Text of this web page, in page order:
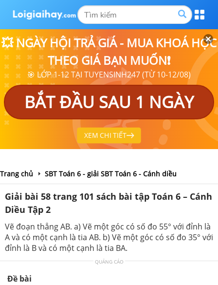
💥 NGÀY HỘI TRẢ GIÁ - MUA KHOÁ HỌC
THEO GIÁ BẠN MUỐN❗
🎯 LỚP 1-12 TẠI TUYENSINH247 (TỪ 10-12/08)
BẮT ĐẦU SAU 1 NGÀY
XEM CHI TIẾT
Trang chủ SBT Toán 6 - giải SBT Toán 6 - Cánh diều
Giải bài 58 trang 101 sách bài tập Toán 6 – Cánh
Diều Tập 2
Vẽ đoạn thẳng AB. a) Vẽ một góc có số đo 55° với đỉnh là
A và có một cạnh là tia AB. b) Vẽ một góc có số đo 35° với
đỉnh là B và có một cạnh là tia BA.
QUẢNG CÁO
Đề bài